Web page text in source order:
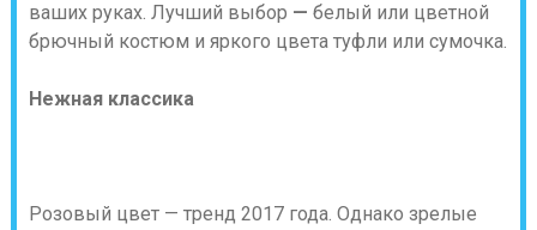
ваших руках. Лучший выбор — белый или цветной
брючный костюм и яркого цвета туфли или сумочка.
Нежная классика
Розовый цвет — тренд 2017 года. Однако зрелые